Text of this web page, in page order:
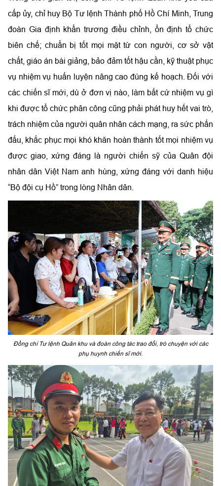
cấp ủy, chỉ huy Bộ Tư lệnh Thành phố Hồ Chí Minh, Trung
đoàn Gia định khẩn trương điều chỉnh, ổn định tổ chức
biên chế; chuẩn bị tốt mọi mặt từ con người, cơ sở vật
chất, giáo án bài giảng, bảo đảm tốt hậu cần, kỹ thuật phục
vụ nhiệm vụ huấn luyện nâng cao đúng kế hoạch. Đối với
các chiến sĩ mới, dù ở đơn vị nào, làm bất cứ nhiệm vụ gì
khi được tổ chức phân công cũng phải phát huy hết vai trò,
trách nhiệm của người quân nhân cách mạng, ra sức phấn
đấu, khắc phục mọi khó khăn hoàn thành tốt mọi nhiệm vụ
được giao, xứng đáng là người chiến sỹ của Quân đội
nhân dân Việt Nam anh hùng, xứng đáng với danh hiệu
“Bộ đội cụ Hồ” trong lòng Nhân dân.
Đồng chí Tư lệnh Quân khu và đoàn công tác trao đổi, trò chuyện với các
phụ huynh chiến sĩ mới.